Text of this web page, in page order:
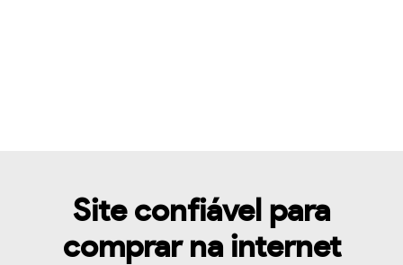
Site confiável para
comprar na internet